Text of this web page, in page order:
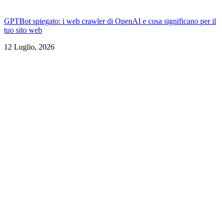
GPTBot spiegato: i web crawler di OpenAI e cosa significano per il
tuo sito web
12 Luglio, 2026